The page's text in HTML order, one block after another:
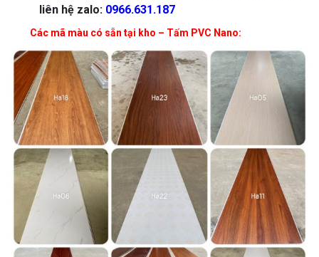
liên hệ zalo: 0966.631.187
Các mã màu có sẵn tại kho – Tấm PVC Nano: